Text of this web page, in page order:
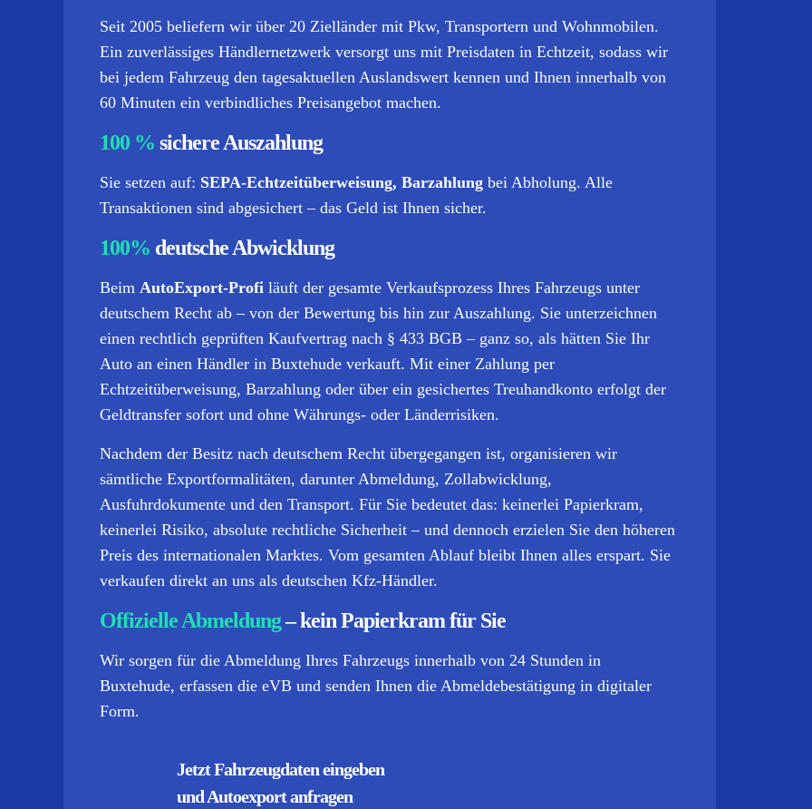
Seit 2005 beliefern wir über 20 Zielländer mit Pkw, Transportern und Wohnmobilen.
Ein zuverlässiges Händlernetzwerk versorgt uns mit Preisdaten in Echtzeit, sodass wir
bei jedem Fahrzeug den tagesaktuellen Auslandswert kennen und Ihnen innerhalb von
60 Minuten ein verbindliches Preisangebot machen.
100 % sichere Auszahlung
Sie setzen auf: SEPA-Echtzeitüberweisung, Barzahlung bei Abholung. Alle
Transaktionen sind abgesichert – das Geld ist Ihnen sicher.
100% deutsche Abwicklung
Beim AutoExport-Profi läuft der gesamte Verkaufsprozess Ihres Fahrzeugs unter
deutschem Recht ab – von der Bewertung bis hin zur Auszahlung. Sie unterzeichnen
einen rechtlich geprüften Kaufvertrag nach § 433 BGB – ganz so, als hätten Sie Ihr
Auto an einen Händler in Buxtehude verkauft. Mit einer Zahlung per
Echtzeitüberweisung, Barzahlung oder über ein gesichertes Treuhandkonto erfolgt der
Geldtransfer sofort und ohne Währungs- oder Länder­risiken.
Nachdem der Besitz nach deutschem Recht übergegangen ist, organisieren wir
sämtliche Exportformalitäten, darunter Abmeldung, Zollabwicklung,
Ausfuhrdokumente und den Transport. Für Sie bedeutet das: keinerlei Papierkram,
keinerlei Risiko, absolute rechtliche Sicherheit – und dennoch erzielen Sie den höheren
Preis des internationalen Marktes. Vom gesamten Ablauf bleibt Ihnen alles erspart. Sie
verkaufen direkt an uns als deutschen Kfz-Händler.
Offizielle Abmeldung– kein Papierkram für Sie
Wir sorgen für die Abmeldung Ihres Fahrzeugs innerhalb von 24 Stunden in
Buxtehude, erfassen die eVB und senden Ihnen die Abmeldebestätigung in digitaler
Form.
Jetzt Fahrzeugdaten eingeben
und Autoexport anfragen